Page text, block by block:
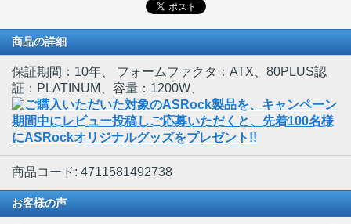
商品の詳細
保証期間：10年、 フォームファクタ：ATX、80PLUS認
証：PLATINUM、容量：1200W、
商品コード: 4711581492738
お客様の声